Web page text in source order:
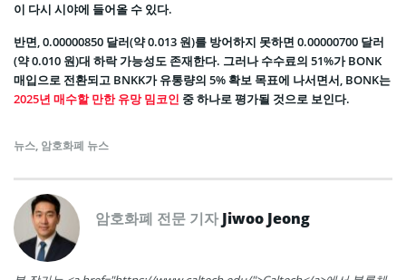
이 다시 시야에 들어올 수 있다.
반면, 0.00000850 달러(약 0.013 원)를 방어하지 못하면 0.00000700 달러
(약 0.010 원)대 하락 가능성도 존재한다. 그러나 수수료의 51%가 BONK
매입으로 전환되고 BNKK가 유통량의 5% 확보 목표에 나서면서, BONK는
2025년 매수할 만한 유망 밈코인 중 하나로 평가될 것으로 보인다.
뉴스, 암호화폐 뉴스
암호화폐 전문 기자Jiwoo Jeong